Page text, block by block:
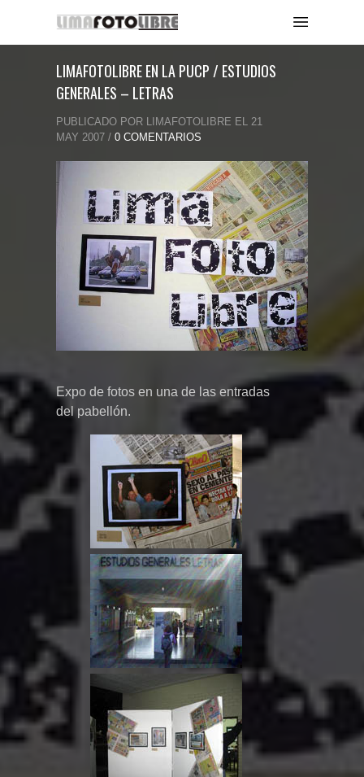
LIMAFOTOLIBRE EN LA PUCP / ESTUDIOS
GENERALES – LETRAS
PUBLICADO POR LIMAFOTOLIBRE EL 21
MAY 2007 / 0 COMENTARIOS
Expo de fotos en una de las entradas
del pabellón.